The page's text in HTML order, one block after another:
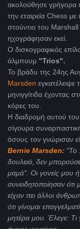
ακολούθησε γρήγορα
την εταιρεία Chess
στούντιο του Marshall
ηχογράφησαν εκεί.
Ο δισκογραφικός
άλμπουμ "Trios".
Το βράδυ της 24ης
Marsden
μηνιγγίτιδα έχοντας
κόρες του.
Η διαδρομή αυτού του
σίγουρα
όσους τον γνώρισαν
Bernie Marsden: "Το
δουλειά, δεν
μαμά". Οι γονείς μου
συνειδητοποίησαν
είχαν πει άλλοι
ότι γίνομαι
μητέρα μου. Έλεγε: Τι